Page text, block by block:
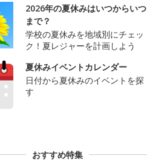
2026年の夏休みはいつからいつ
まで？
学校の夏休みを地域別にチェッ
ク！夏レジャーを計画しよう
夏休みイベントカレンダー
日付から夏休みのイベントを探
す
おすすめ特集